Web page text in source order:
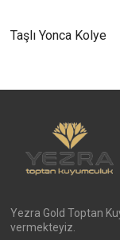
Taşlı Yonca Kolye
Yezra Gold Toptan
vermekteyiz.